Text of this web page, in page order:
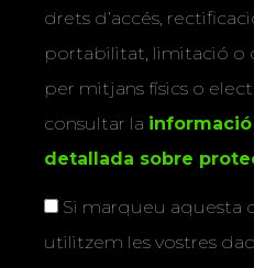
drets d’accés,
portabilitat, limitació o
per mitjans físics o
consultar la
detallada sobre
Si marqueu aquesta
utilitzem les vostres